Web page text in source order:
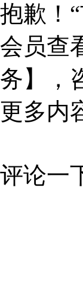
抱歉！
会员查
务】，
更多内
评论一